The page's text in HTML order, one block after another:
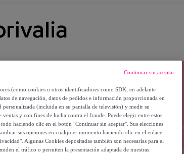
(como cookies u otros identificadores como SDK, en adelante
de navegación, datos de pedidos e información proporcionada en
(incluida en su pantalla de televisión) y medir su
y con fines de lucha contra el fraude. Puede elegir entre estos
haciendo clic en el botón "Continuar sin aceptar". Sus elecciones
sus opciones en cualquier momento haciendo clic en el enlace
Algunas Cookies depositadas también son necesarias para el
el tráfico o permiten la presentación adaptada de nuestras
Continuar sin aceptar